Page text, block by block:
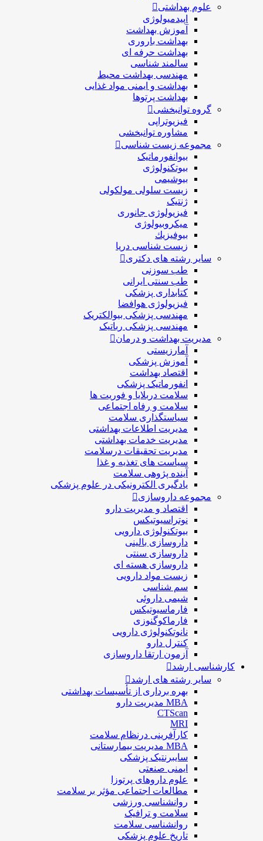
علوم بهداشتی
اپیدمیولوژی
آموزش بهداشت
بهداشت باروری
بهداشت حرفه ای
سالمند شناسی
مهندسی بهداشت محيط
بهداشت و ایمنی مواد غذایی
بهداشت پرتوها
گروه توانبخشی
فیزیوتراپی
مشاوره توانبخشی
مجموعه زیست شناسی
بیوانفورماتیک
بیوتکنولوژی
بیوشیمی
زیست سلولی مولکولی
ژنتیک
فیزیولوژی جانوری
میکروبیولوژی
بيوفيزيك
زیست شناسی دریا
سایر رشته های دکتری
طب سوزنی
طب سنتی ایرانی
کتابداری پزشکی
فیزیولوژی هوافضا
مهندسی پزشکی بیوالکتریک
مهندسی پزشکی رباتیک
مدیریت بهداشت و درمان
آمارزیستی
آموزش پزشکی
اقتصاد بهداشت
انفورماتیک پزشکی
سلامت دربلايا و فوريت ها
سلامت و رفاه اجتماعی
سیاستگذاری سلامت
مدیریت اطلاعات بهداشتی
مدیریت خدمات بهداشتی
مدیریت تحقیقات درسلامت
سیاست های تغذیه و غذا
آینده پژوهی سلامت
یادگیری الکترونیکی در علوم پزشکی
مجموعه داروسازی
اقتصاد و مديريت دارو
نوتراسیوتیکس
بيوتكنولوژی دارویی
داروسازی بالينی
داروسازی سنتی
داروسازی هسته ای
زیست مواد دارویی
سم شناسی
شيمی داروئی
فارماسيوتيكس
فارماكوگنوزی
نانوتکنولوژی دارویی
كنترل دارو
آزمون ارتقا داروسازی
کارشناسی ارشد
سایر رشته های ارشد
بهره برداری از تأسیسات بهداشتی
MBA مدیریت دارو
CTScan
MRI
کارآفرینی درنظام سلامت
MBA مدیریت بیمارستانی
سایبرنتیک پزشکی
ایمنی صنعتی
علوم داروهای پرتوزا
مطالعات اجتماعی مؤثر بر سلامت
روانشناسی ورزشی
سلامت و ترافیک
روانشناسی سلامت
تاریخ علوم پزشکی